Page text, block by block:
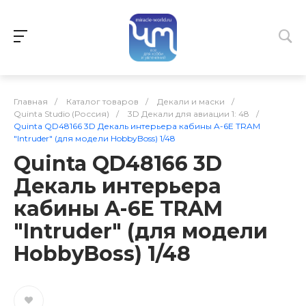
Главная / Каталог товаров / Декали и маски
/
Quinta Studio (Россия)
/ 3D Декали для авиации 1: 48
/
Quinta QD48166 3D Декаль интерьера кабины A-6E TRAM
"Intruder" (для модели HobbyBoss) 1/48
Quinta QD48166 3D
Декаль интерьера
кабины A-6E TRAM
"Intruder" (для модели
HobbyBoss) 1/48